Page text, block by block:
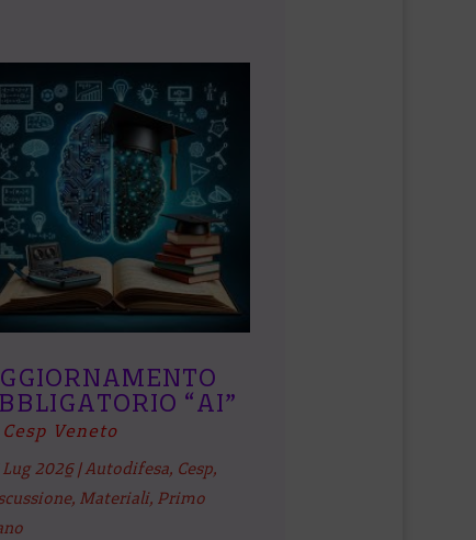
“AI”
Veneto
Lug 2026|Autodifesa, Cesp,
, Materiali, Primo